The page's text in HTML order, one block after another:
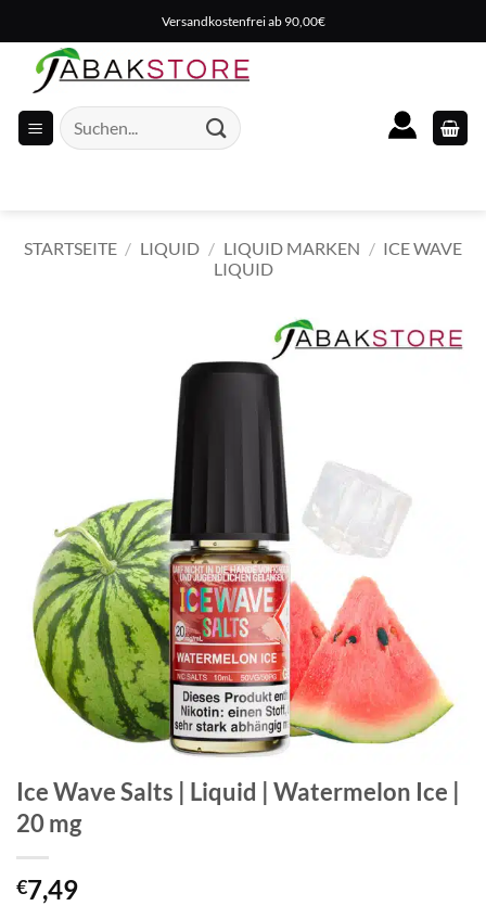
Inhalt
springen
Versandkostenfrei ab 90,00€
Suche
nach:
STARTSEITE / LIQUID / LIQUID MARKEN / ICE WAVE
LIQUID
Ice Wave Salts | Liquid | Watermelon Ice |
20 mg
€7,49